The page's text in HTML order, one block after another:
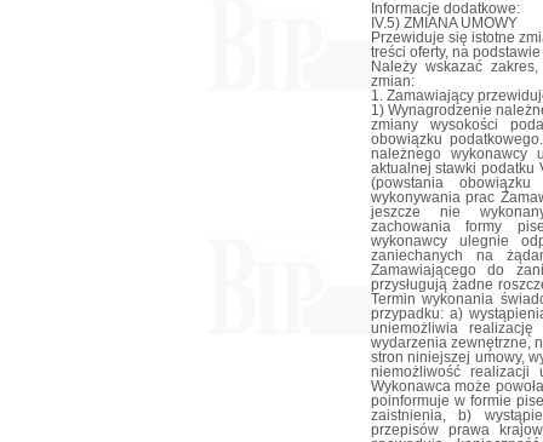
Informacje dodatkowe:
IV.5) ZMIANA UMOWY
Przewiduje się istotne
treści oferty, na
Należy wskazać
zmian:
1. Zamawiający
1) Wynagrodzenie
zmiany wysokości
obowiązku
należnego wykonawcy
aktualnej stawki podatku
(powstania
wykonywania prac
jeszcze nie
zachowania formy
wykonawcy ulegnie
zaniechanych na
Zamawiającego do
przysługują żadne
Termin wykonania
przypadku: a)
uniemożliwia realizację
wydarzenia zewnętrzne,
stron niniejszej umowy,
niemożliwość
Wykonawca może
poinformuje w formie
zaistnienia, b)
przepisów prawa